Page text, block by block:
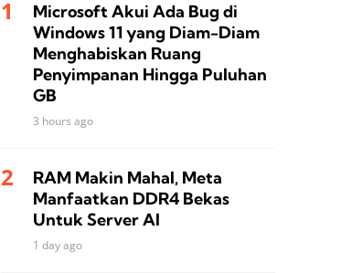
Microsoft Akui Ada Bug di
Windows 11 yang Diam-Diam
Menghabiskan Ruang
Penyimpanan Hingga Puluhan
GB
3 hours ago
RAM Makin Mahal, Meta
Manfaatkan DDR4 Bekas
Untuk Server AI
1 day ago